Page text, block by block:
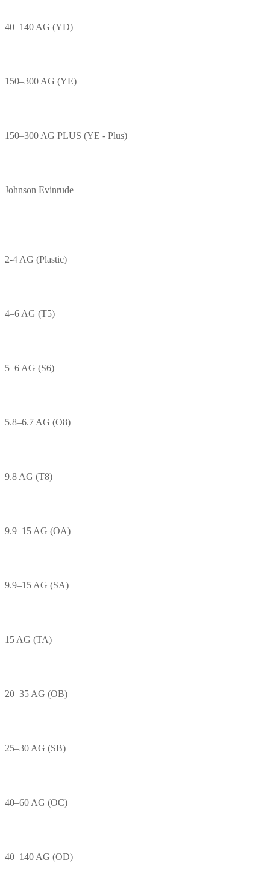
40–140 AG (YD)
150–300 AG (YE)
150–300 AG PLUS (YE - Plus)
Johnson Evinrude
2-4 AG (Plastic)
4–6 AG (T5)
5–6 AG (S6)
5.8–6.7 AG (O8)
9.8 AG (T8)
9.9–15 AG (OA)
9.9–15 AG (SA)
15 AG (TA)
20–35 AG (OB)
25–30 AG (SB)
40–60 AG (OC)
40–140 AG (OD)